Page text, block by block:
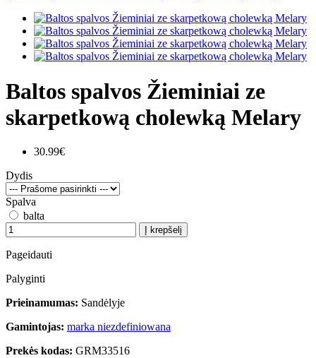
Baltos spalvos Žieminiai ze
skarpetkową cholewką Melary
30.99€
Dydis
Spalva
balta
Į krepšelį
Pageidauti
Palyginti
Prieinamumas: Sandėlyje
Gamintojas: marka niezdefiniowana
Prekės kodas: GRM33516